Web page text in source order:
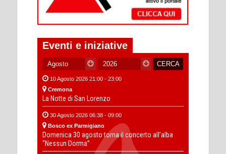
Eventi e iniziative
10 Agosto 2026 21:00 - 23:00
Cremona
La Notte di San Lorenzo
30 Agosto 2026 06:38 - 09:00
Bosco ex Parmigiano
Domenica 30 agosto torna il concerto all’alba
“Nessun Dorma”